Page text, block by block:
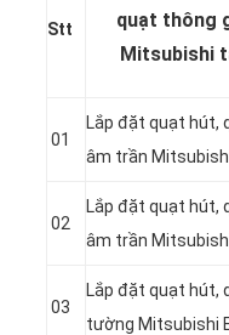
Stt
quạt thông
Mitsubishi
01
Lắp đặt quạt hút,
âm trần
02
Lắp đặt quạt hút,
âm trần
03
Lắp đặt quạt hút,
tường Mitsubishi